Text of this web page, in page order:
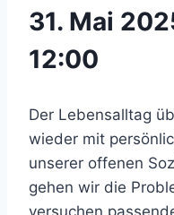
31. Mai
12:00
Der Lebensalltag
wieder mit
unserer offenen
gehen wir die
versuchen